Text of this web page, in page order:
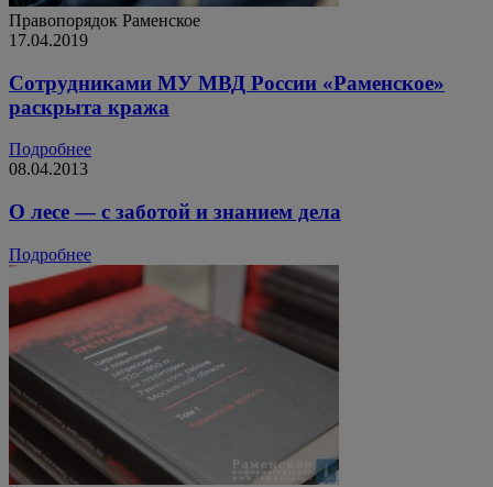
Правопорядок Раменское
17.04.2019
Сотрудниками МУ МВД России «Раменское»
раскрыта кража
Подробнее
08.04.2013
О лесе — с заботой и знанием дела
Подробнее